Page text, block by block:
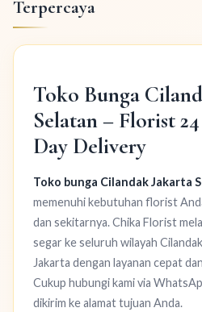
Terpercaya
Toko Bunga
Selatan – Florist
Day Delivery
Toko bunga Cilandak Jakarta
memenuhi kebutuhan florist
dan sekitarnya. Chika Florist
segar ke seluruh wilayah
Jakarta dengan layanan cepat
Cukup hubungi kami via
dikirim ke alamat tujuan Anda.